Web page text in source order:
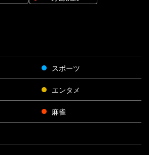
スポーツ
エンタメ
麻雀